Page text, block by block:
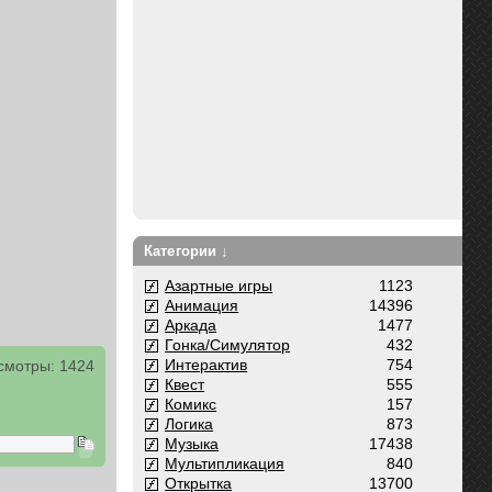
1424
Категории ↓
1123
Азартные игры
14396
Анимация
1477
Аркада
432
Гонка/Симулятор
754
Интерактив
555
Квест
157
Комикс
873
Логика
17438
Музыка
840
Мультипликация
13700
Открытка